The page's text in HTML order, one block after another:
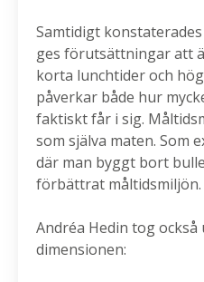
Samtidigt
ges förutsättningar att
korta lunchtider och
påverkar både hur
faktiskt får i sig.
som själva maten. Som
där man byggt bort
förbättrat måltidsmiljön.
Andréa Hedin tog också
dimensionen: